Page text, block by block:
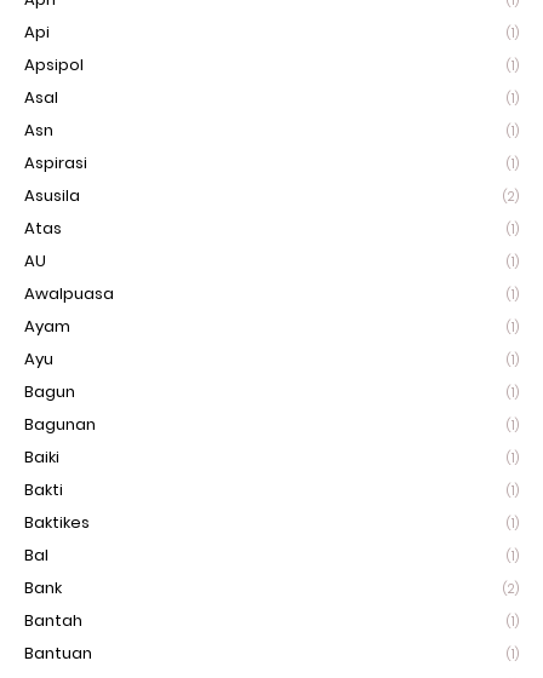
Api (1)
Apsipol (1)
Asal (1)
Asn (1)
Aspirasi (1)
Asusila (2)
Atas (1)
AU (1)
Awalpuasa (1)
Ayam (1)
Ayu (1)
Bagun (1)
Bagunan (1)
Baiki (1)
Bakti (1)
Baktikes (1)
Bal (1)
Bank (2)
Bantah (1)
Bantuan (1)